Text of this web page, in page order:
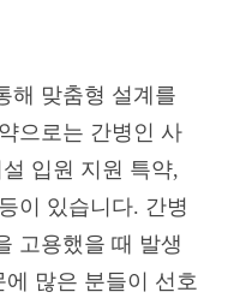
해 맞춤형 설계를
으로는 간병인 사
입원 지원 특약,
이 있습니다. 간병
고용했을 때 발생
많은 분들이 선호